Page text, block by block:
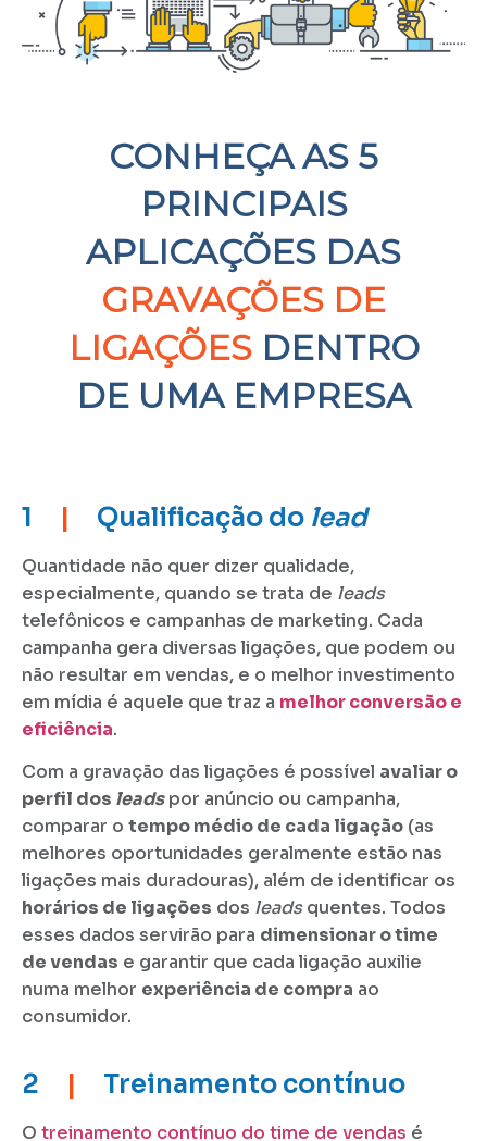
CONHEÇA AS 5
PRINCIPAIS
APLICAÇÕES DAS
GRAVAÇÕES DE
LIGAÇÕES DENTRO
DE UMA EMPRESA
1 | Qualificação do lead
Quantidade não quer dizer qualidade,
especialmente, quando se trata de leads
telefônicos e campanhas de marketing. Cada
campanha gera diversas ligações, que podem ou
não resultar em vendas, e o melhor investimento
em mídia é aquele que traz a melhor conversão e
eficiência.
Com a gravação das ligações é possível avaliar o
perfil dos leadspor anúncio ou campanha,
comparar o tempo médio de cada ligação (as
melhores oportunidades geralmente estão nas
ligações mais duradouras), além de identificar os
horários de ligações dos leadsquentes. Todos
esses dados servirão para dimensionar o time
de vendas e garantir que cada ligação auxilie
numa melhor experiência de compra ao
consumidor.
2 | Treinamento contínuo
O treinamento contínuo do time de vendas é